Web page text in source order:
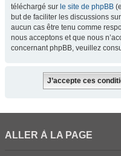
téléchargé sur le site de phpBB
but de faciliter les discussions
aucun cas être tenu comme
nous acceptons et que nous
concernant phpBB, veuillez
ALLER À LA PAGE